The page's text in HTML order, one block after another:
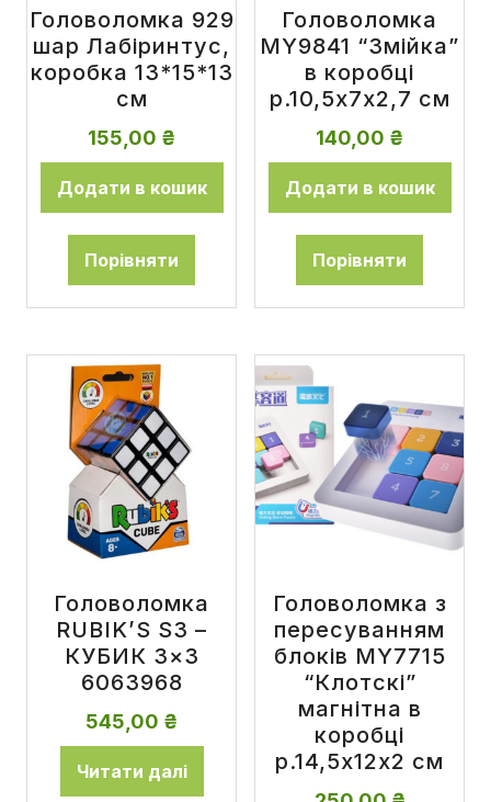
Головоломка 929
шар Лабіринтус,
коробка 13*15*13
см
155,00 ₴
Додати в кошик
Порівняти
Головоломка
MY9841 “Змійка”
в коробці
р.10,5x7x2,7 см
140,00 ₴
Додати в кошик
Порівняти
Головоломка
RUBIK’S S3 –
КУБИК 3×3
6063968
545,00 ₴
Читати далі
Головоломка з
пересуванням
блоків MY7715
“Клотскі”
магнітна в
коробці
р.14,5x12x2 см